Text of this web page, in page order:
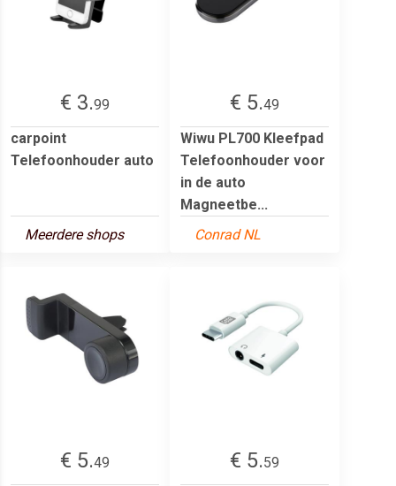
€ 3.99
carpoint
Telefoonhouder auto
Meerdere shops
€ 5.49
Wiwu PL700 Kleefpad
Telefoonhouder voor
in de auto
Magneetbe...
Conrad NL
€ 5.49
€ 5.59